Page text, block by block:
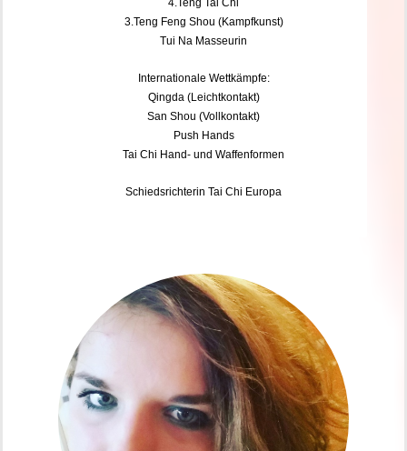
4.Teng Tai Chi
3.Teng Feng Shou (Kampfkunst)
Tui Na Masseurin
Internationale Wettkämpfe:
Qingda (Leichtkontakt)
San Shou (Vollkontakt)
Push Hands
Tai Chi Hand- und Waffenformen
Schiedsrichterin Tai Chi Europa